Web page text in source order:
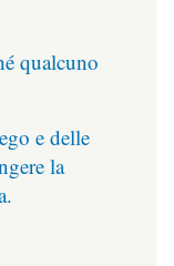
qualcuno
e delle
la